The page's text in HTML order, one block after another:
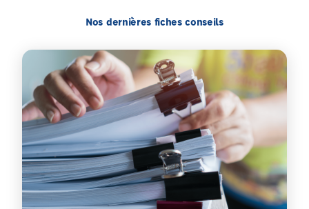
Nos dernières fiches conseils